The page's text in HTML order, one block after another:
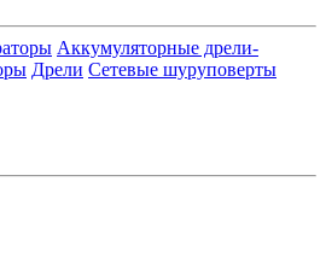
Аккумуляторные дрели-
Дрели Сетевые шуруповерты